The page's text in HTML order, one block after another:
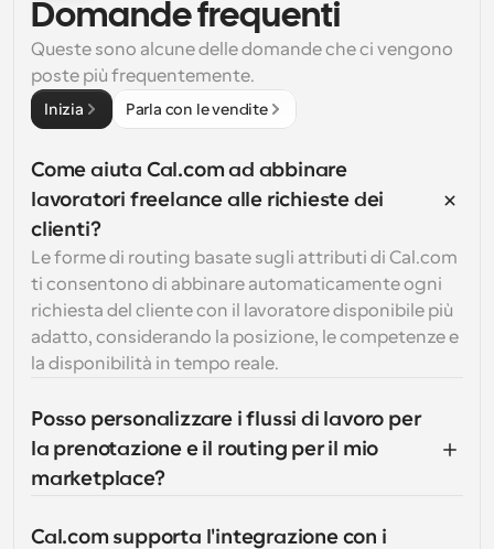
Domande frequenti
Queste sono alcune delle domande che ci vengono
poste più frequentemente.
Inizia Parla con le vendite
Come aiuta Cal.com ad abbinare
lavoratori freelance alle richieste dei
clienti?
Le forme di routing basate sugli attributi di Cal.com
ti consentono di abbinare automaticamente ogni
richiesta del cliente con il lavoratore disponibile più
adatto, considerando la posizione, le competenze e
la disponibilità in tempo reale.
Posso personalizzare i flussi di lavoro per
la prenotazione e il routing per il mio
marketplace?
Cal.com supporta l'integrazione con i